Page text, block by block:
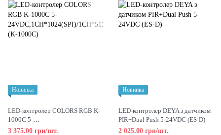
Новинка
LED-контролер COLORS RGB K-
1000C 5-
24VDC,1CH*1024(SPI)/1CH*512(
3 375.00 грн/шт.
Новинка
LED-контролер DEYA з датчиком
PIR+Dual Push 5-24VDC (ES-D)
2 025.00 грн/шт.